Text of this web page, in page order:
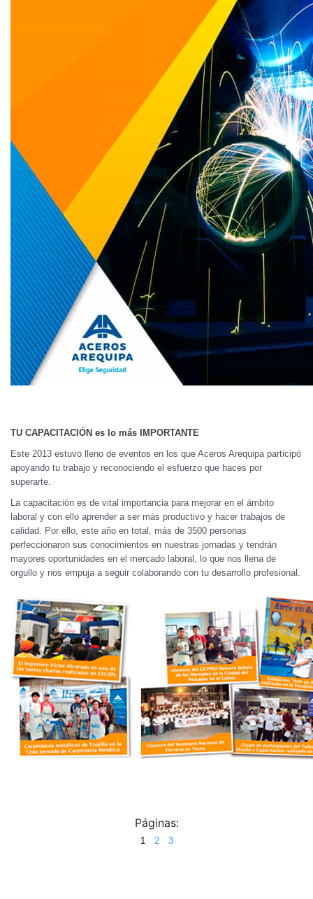
TU CAPACITACIÓN es lo más IMPORTANTE
Este 2013 estuvo lleno de eventos en los que Aceros Arequipa participó
apoyando tu trabajo y reconociendo el esfuerzo que haces por
superarte.
La capacitación es de vital importancia para mejorar en el ámbito
laboral y con ello aprender a ser más productivo y hacer trabajos de
calidad. Por ello, este año en total, más de 3500 personas
perfeccionaron sus conocimientos en nuestras jornadas y tendrán
mayores oportunidades en el mercado laboral, lo que nos llena de
orgullo y nos empuja a seguir colaborando con tu desarrollo profesional.
Páginas:
1 2 3